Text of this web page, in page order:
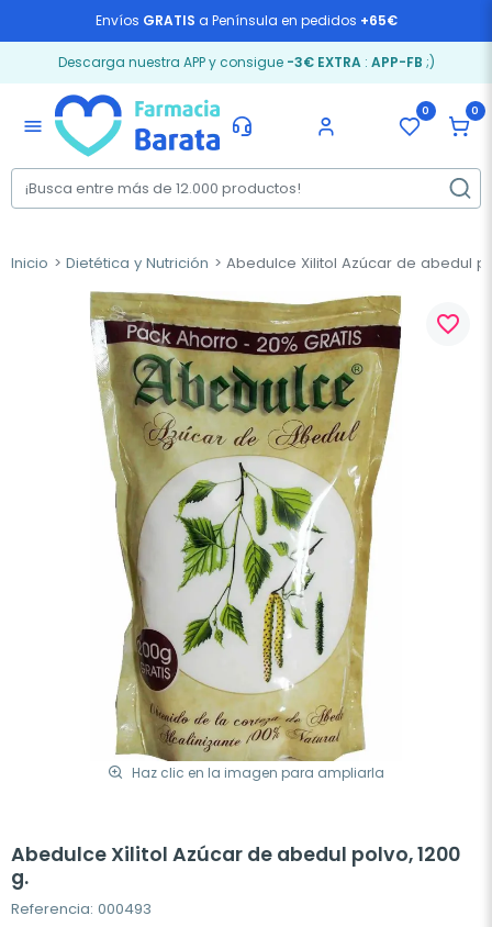
Envíos GRATIS a Península en pedidos +65€
Descarga nuestra APP y consigue -3€ EXTRA: APP-FB ;)
menu
0 0
Inicio Dietética y Nutrición Abedulce Xilitol Azúcar de abedul
Haz clic en la imagen para ampliarla
favorite_border
Abedulce Xilitol Azúcar de abedul polvo, 1200
g.
Referencia: 000493